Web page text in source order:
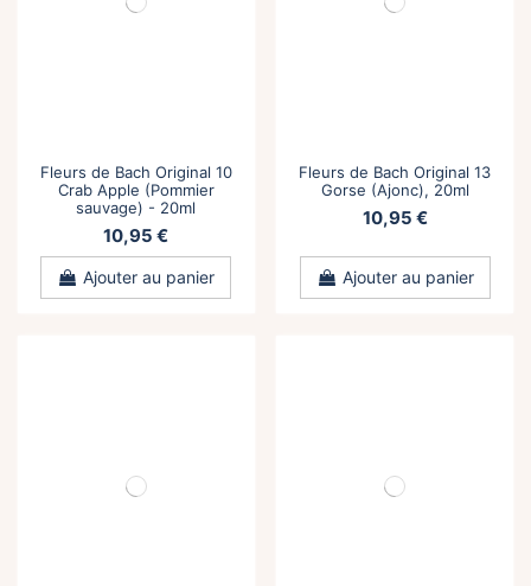
Fleurs de Bach Original 10
Crab Apple (Pommier
sauvage) - 20ml
10,95 €
Ajouter au panier
Fleurs de Bach Original 13
Gorse (Ajonc), 20ml
10,95 €
Ajouter au panier